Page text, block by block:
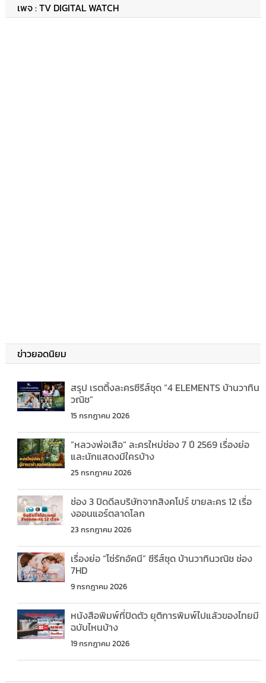
เพจ : TV DIGITAL WATCH
ข่าวยอดนิยม
สรุป เรตติ้งละครซีรีส์ชุด “4 ELEMENTS บ้านวาทิน
วณิช”
15 กรกฎาคม 2026
“หลวงพ่อเสือ” ละครใหม่ช่อง 7 ปี 2569 เรื่องย่อ
และนักแสดงมีใครบ้าง
25 กรกฎาคม 2026
ช่อง 3 ปิดดีลบริษัทจากสิงคโปร์ ขายละคร 12 เรื่อ
งออนแอร์ตลาดโลก
23 กรกฎาคม 2026
เรื่องย่อ “โซ่รักอัคนี” ซีรีส์ชุด บ้านวาทินวณิช ช่อง
7HD
9 กรกฎาคม 2026
หนังสือพิมพ์ที่ปิดตัว ยุติการพิมพ์ไปแล้วของไทยมี
ฉบับไหนบ้าง
19 กรกฎาคม 2026